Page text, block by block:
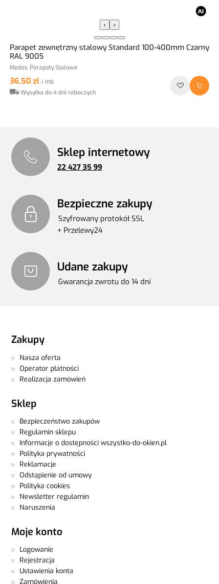
‹ ›
Parapet zewnętrzny stalowy Standard 100-400mm Czarny
RAL 9005
Medos, Parapety Stalowe
36,50 zł / mb
Wysyłka do 4 dni roboczych
Sklep internetowy
22 427 35 99
Bezpieczne zakupy
Szyfrowany protokół SSL
+ Przelewy24
Udane zakupy
Gwarancja zwrotu do 14 dni
Zakupy
Nasza oferta
Operator płatności
Realizacja zamówień
Sklep
Bezpieczeństwo zakupów
Regulamin sklepu
Informacje o dostępności wszystko-do-okien.pl
Polityka prywatności
Reklamacje
Odstąpienie od umowy
Polityka cookies
Newsletter regulamin
Naruszenia
Moje konto
Logowanie
Rejestracja
Ustawienia konta
Zamówienia